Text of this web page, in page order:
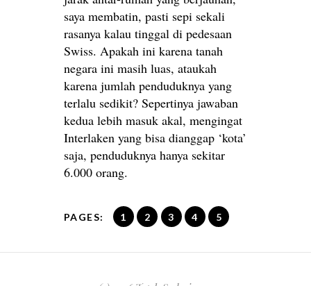
saya membatin, pasti sepi sekali
rasanya kalau tinggal di pedesaan
Swiss. Apakah ini karena tanah
negara ini masih luas, ataukah
karena jumlah penduduknya yang
terlalu sedikit? Sepertinya jawaban
kedua lebih masuk akal, mengingat
Interlaken yang bisa dianggap ‘kota’
saja, penduduknya hanya sekitar
6.000 orang.
PAGES: 1 2 3 4 5